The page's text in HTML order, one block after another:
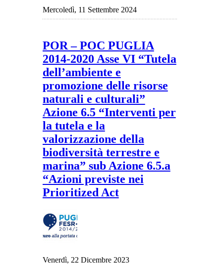
Mercoledì, 11 Settembre 2024
POR – POC PUGLIA
2014-2020 Asse VI “Tutela
dell’ambiente e
promozione delle risorse
naturali e culturali”
Azione 6.5 “Interventi per
la tutela e la
valorizzazione della
biodiversità terrestre e
marina” sub Azione 6.5.a
“Azioni previste nei
Prioritized Act
Venerdì, 22 Dicembre 2023